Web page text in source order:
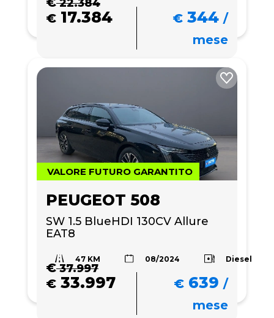
22.384
€ 17.384 € 344 /
mese
VALORE FUTURO GARANTITO
PEUGEOT 508
SW 1.5 BlueHDI 130CV Allure
EAT8
47 KM 08/2024 Diesel
€37.997
€ 33.997 € 639 /
mese